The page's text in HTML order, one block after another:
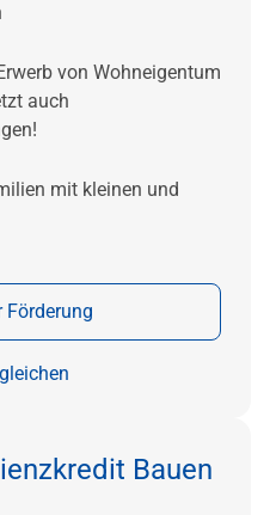
von Wohneigentum
auch
mit kleinen und
Förderung
Bauen